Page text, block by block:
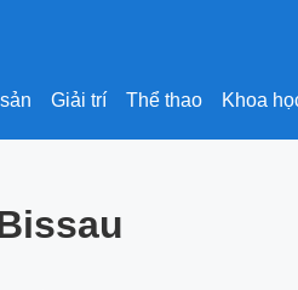
Giải trí Thể thao Khoa